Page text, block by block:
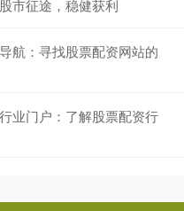
市征途，稳健获利
航：寻找股票配资网站的
业门户：了解股票配资行